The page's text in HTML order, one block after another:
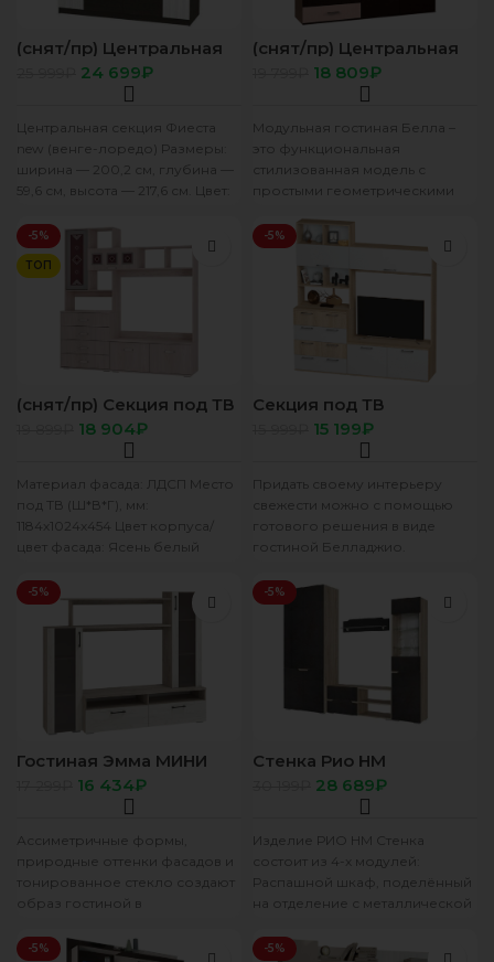
(снят/пр) Центральная
секция под TV “Фиеста”
NEW венге/лоредо
24 699₽
Центральная секция Фиеста
new (венге-лоредо) Размеры:
ширина — 200,2 см, глубина —
59,6 см, высота — 217,6 см. Цвет:
(снят/пр) Центральная
секция ТВ “Белла”
венге/дуб атланта
18 809₽
Модульная гостиная Белла –
это функциональная
стилизованная модель с
простыми геометрическими
придаёт контрастное решение
фасада в
-5%
ТОП
(снят/пр) Секция под ТВ
“Белла” ясень белый
18 904₽
Материал фасада: ЛДСП Место
под ТВ (Ш*В*Г), мм:
1184х1024х454 Цвет корпуса/
цвет фасада: Ясень белый
2120
-5%
Секция под ТВ
“Белладжио” ЦС-03
сонома/белый
15 199₽
Придать своему интерьеру
свежести можно с помощью
готового решения в виде
гостиной Белладжио.
размер, в данной модели
-5%
Гостиная Эмма МИНИ
(дуб крафт серый/дуб
крафт белый)
16 434₽
Ассиметричные формы,
природные оттенки фасадов и
тонированное стекло создают
образ гостиной в
под ТВ: 1100х680 мм
-5%
Стенка Рио НМ
(комплект) дуб сонома
светлый/МДФ матовая
бетон минерал графит
28 689₽
Изделие РИО НМ Стенка
состоит из 4-х модулей:
Распашной шкаф, поделённый
на отделение с металлической
одежду,расположенное в
-5% -5%